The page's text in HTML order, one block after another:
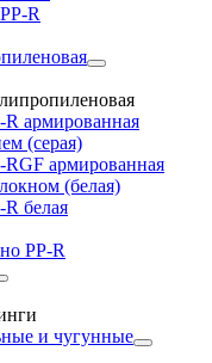
R
R армированная
(серая)
RGF армированная
(белая)
белая
PP-R
и чугунные